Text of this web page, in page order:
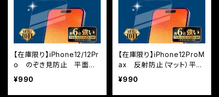
【在庫限り】iPhone12/12Pr
o のぞき見防止 平面フ
ルカバー ※3カ月保証付
¥990
【在庫限り】iPhone12ProM
ax 反射防止（マット）平面
フルカバー ※3カ月保証
¥990